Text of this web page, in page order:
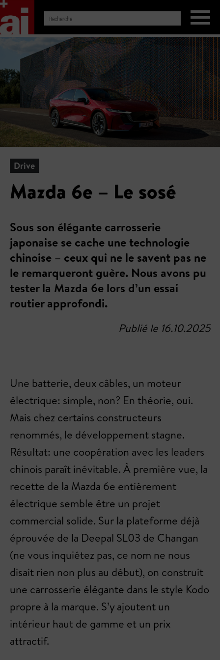
Drive
Mazda 6e – Le sosé
Sous son élégante carrosserie
japonaise se cache une technologie
chinoise – ceux qui ne le savent pas ne
le remarqueront guère. Nous avons pu
tester la Mazda 6e lors d’un essai
routier approfondi.
Publié le 16.10.2025
Une batterie, deux câbles, un moteur
électrique: simple, non? En théorie, oui.
Mais chez certains constructeurs
renommés, le développement stagne.
Résultat: une coopération avec les leaders
chinois paraît inévitable. À première vue, la
recette de la Mazda 6e entièrement
électrique semble être un projet
commercial solide. Sur la plateforme déjà
éprouvée de la Deepal SL03 de Changan
(ne vous inquiétez pas, ce nom ne nous
disait rien non plus au début), on construit
une carrosserie élégante dans le style Kodo
propre à la marque. S’y ajoutent un
intérieur haut de gamme et un prix
attractif.